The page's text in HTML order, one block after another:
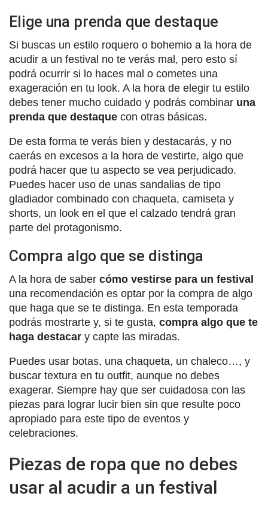
Elige una prenda que destaque
Si buscas un estilo roquero o bohemio a la hora de
acudir a un festival no te verás mal, pero esto sí
podrá ocurrir si lo haces mal o cometes una
exageración en tu look. A la hora de elegir tu estilo
debes tener mucho cuidado y podrás combinar una
prenda que destaque con otras básicas.
De esta forma te verás bien y destacarás, y no
caerás en excesos a la hora de vestirte, algo que
podrá hacer que tu aspecto se vea perjudicado.
Puedes hacer uso de unas sandalias de tipo
gladiador combinado con chaqueta, camiseta y
shorts, un look en el que el calzado tendrá gran
parte del protagonismo.
Compra algo que se distinga
A la hora de saber cómo vestirse para un festival
una recomendación es optar por la compra de algo
que haga que se te distinga. En esta temporada
podrás mostrarte y, si te gusta, compra algo que te
haga destacar y capte las miradas.
Puedes usar botas, una chaqueta, un chaleco…, y
buscar textura en tu outfit, aunque no debes
exagerar. Siempre hay que ser cuidadosa con las
piezas para lograr lucir bien sin que resulte poco
apropiado para este tipo de eventos y
celebraciones.
Piezas de ropa que no debes
usar al acudir a un festival